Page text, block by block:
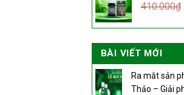
410.000₫
BÀI VIẾT MỚI
Ra mắt sản
Thảo – Giải